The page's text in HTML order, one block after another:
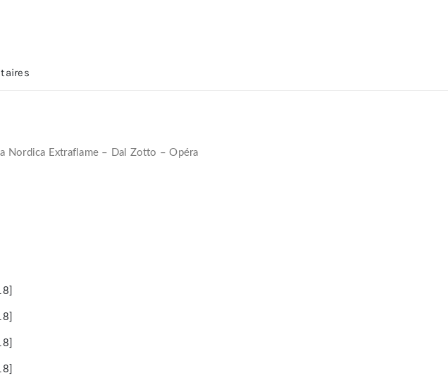
Nordica Extraflame – Dal Zotto – Opéra